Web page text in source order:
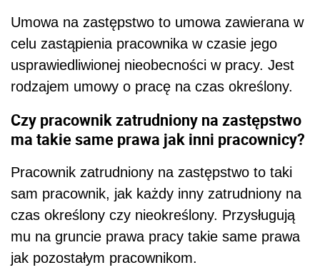
Umowa na zastępstwo to umowa zawierana w
celu zastąpienia pracownika w czasie jego
usprawiedliwionej nieobecności w pracy. Jest
rodzajem umowy o pracę na czas określony.
Czy pracownik zatrudniony na zastępstwo
ma takie same prawa jak inni pracownicy?
Pracownik zatrudniony na zastępstwo to taki
sam pracownik, jak każdy inny zatrudniony na
czas określony czy nieokreślony. Przysługują
mu na gruncie prawa pracy takie same prawa
jak pozostałym pracownikom.